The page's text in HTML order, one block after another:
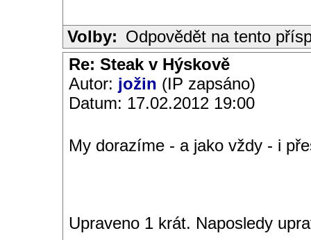
Volby: Odpovědět na tento
Re: Steak v Hýskově
Autor: jožin (IP zapsáno)
Datum: 17.02.2012 19:00
My dorazíme - a jako vždy - i
Upraveno 1 krát. Naposledy